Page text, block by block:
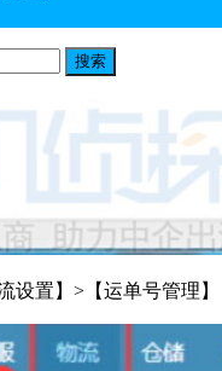
搜索
设置】>【运单号管理】